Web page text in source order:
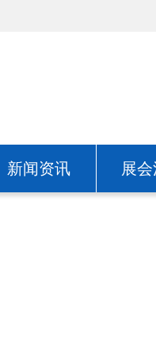
新闻资讯 展